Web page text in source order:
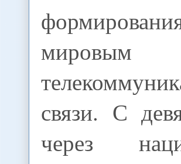
связи. С
через